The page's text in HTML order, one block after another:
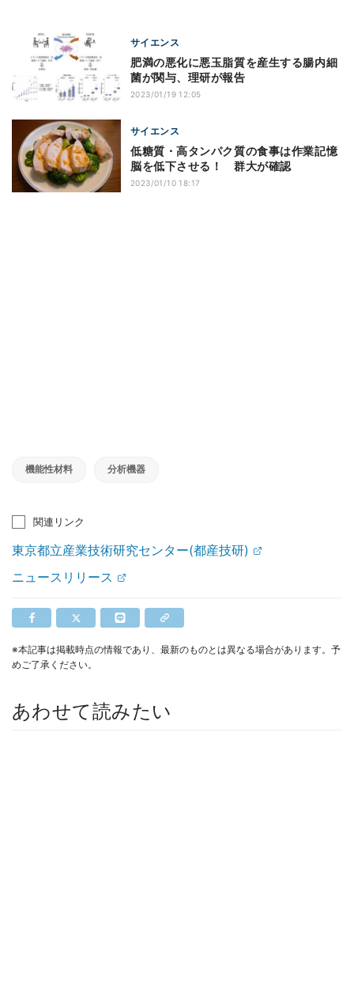
サイエンス
肥満の悪化に悪玉脂質を産生する腸内細
菌が関与、理研が報告
2023/01/19 12:05
サイエンス
低糖質・高タンパク質の食事は作業記憶
脳を低下させる！ 群大が確認
2023/01/10 18:17
機能性材料 分析機器
関連リンク
東京都立産業技術研究センター(都産技研)
ニュースリリース
※本記事は掲載時点の情報であり、最新のものとは異なる場合があります。予
めご了承ください。
あわせて読みたい